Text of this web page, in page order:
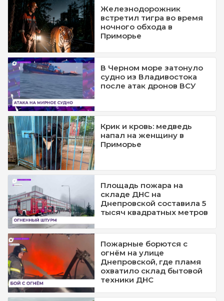
Железнодорожник
встретил тигра во время
ночного обхода в
Приморье
В Черном море затонуло
судно из Владивостока
после атак дронов ВСУ
Крик и кровь: медведь
напал на женщину в
Приморье
Площадь пожара на
складе ДНС на
Днепровской составила 5
тысяч квадратных метров
Пожарные борются с
огнём на улице
Днепровской, где пламя
охватило склад бытовой
техники ДНС